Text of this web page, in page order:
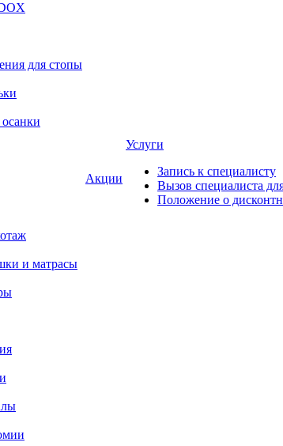
для стопы
и матрасы
Акции
Услуги
Запись к специалисту
Вызов специалиста
Положение о